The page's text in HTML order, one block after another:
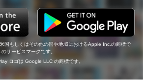
国もしくはその他の国や地域におけるApple Inc.の商標で
サービスマークです。
ロゴは Google LLC の商標です。